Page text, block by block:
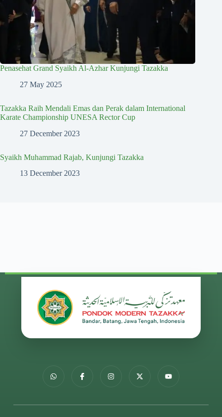
Penasehat Grand Syaikh Al-Azhar Kunjungi Tazakka
27 May 2025
Tazakka Raih Mendali Emas dan Perak dalam International
Karate Championship UNESA Rector Cup
27 December 2023
Syaikh Muhammad Rajab, Kunjungi Tazakka
13 December 2023